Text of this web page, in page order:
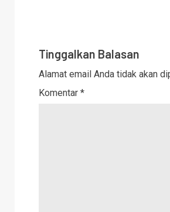
Tinggalkan Balasan
Alamat email Anda tidak akan
Komentar *